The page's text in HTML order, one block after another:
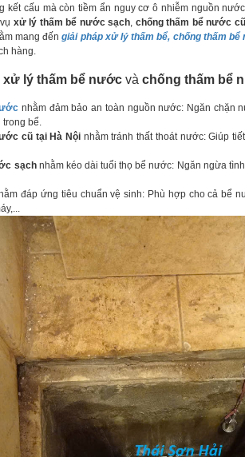
kết cấu mà còn tiềm ẩn nguy cơ ô nhiễm nguồn
xử lý thấm bể nước sạch, chống thấm bể nước
mang đếngiải pháp xử lý thấm bể, chống thấm bể
hàng.
xử lý thấm bể nước và chống thấm bể
nhằm đảm bảo an toàn nguồn nước: Ngăn chặn
trong bể.
cũ tại Hà Nộinhằm tránh thất thoát nước: Giúp
sạchnhằm kéo dài tuổi thọ bể nước: Ngăn ngừa
đáp ứng tiêu chuẩn vệ sinh: Phù hợp cho cả bể